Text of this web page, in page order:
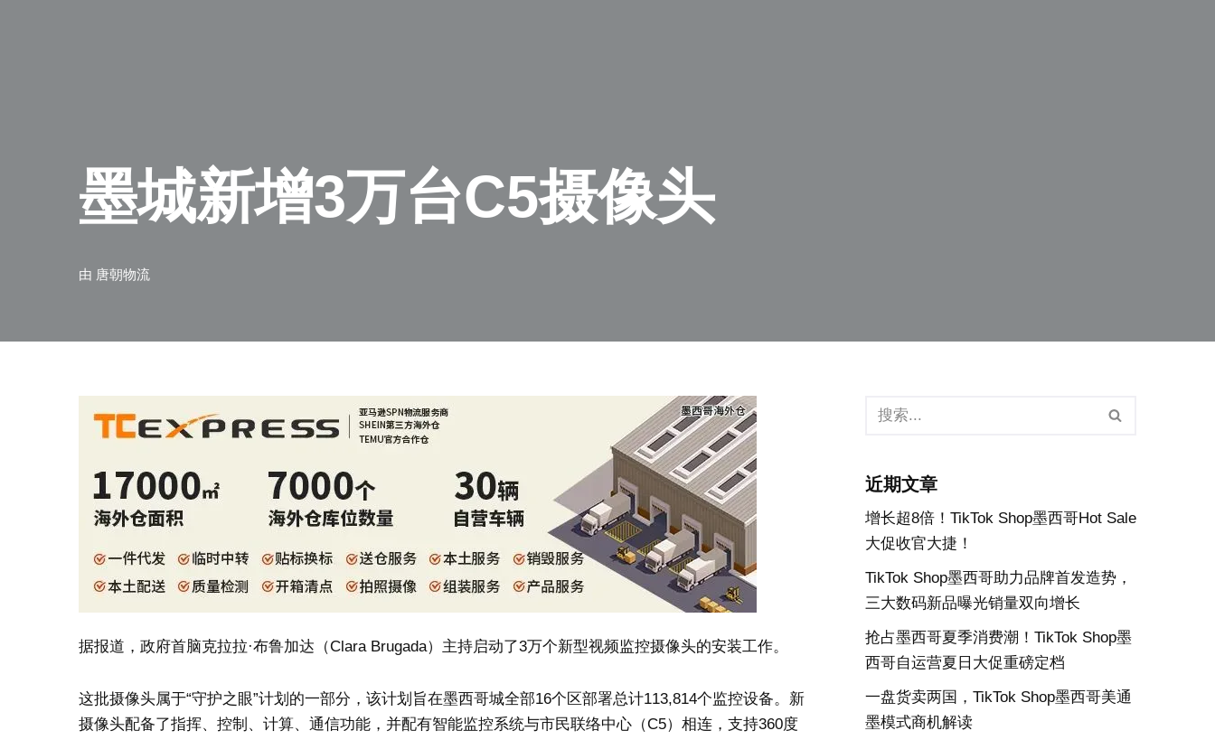
墨城新增3万台C5摄像头
由 唐朝物流
据报道，政府首脑克拉拉·布鲁加达（Clara Brugada）主持启动了3万个新型视频监控摄像头的安装工作。
这批摄像头属于“守护之眼”计划的一部分，该计划旨在墨西哥城全部16个区部署总计113,814个监控设备。新
摄像头配备了指挥、控制、计算、通信功能，并配有智能监控系统与市民联络中心（C5）相连，支持360度
近期文章
增长超8倍！TikTok Shop墨西哥Hot Sale
大促收官大捷！
TikTok Shop墨西哥助力品牌首发造势，
三大数码新品曝光销量双向增长
抢占墨西哥夏季消费潮！TikTok Shop墨
西哥自运营夏日大促重磅定档
一盘货卖两国，TikTok Shop墨西哥美通
墨模式商机解读